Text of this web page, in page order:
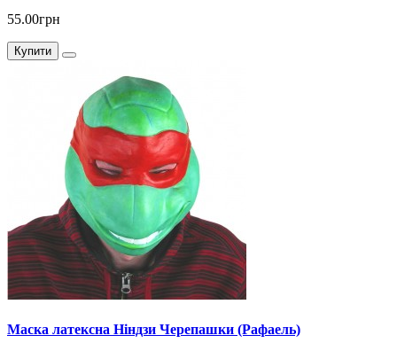
55.00грн
Купити
Маска латексна Ніндзи Черепашки (Рафаель)